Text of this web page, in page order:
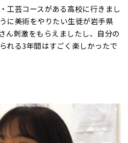
工芸コースがある高校に行きまし
に美術をやりたい生徒が岩手県
ん刺激をもらえましたし、自分の
れる3年間はすごく楽しかったで